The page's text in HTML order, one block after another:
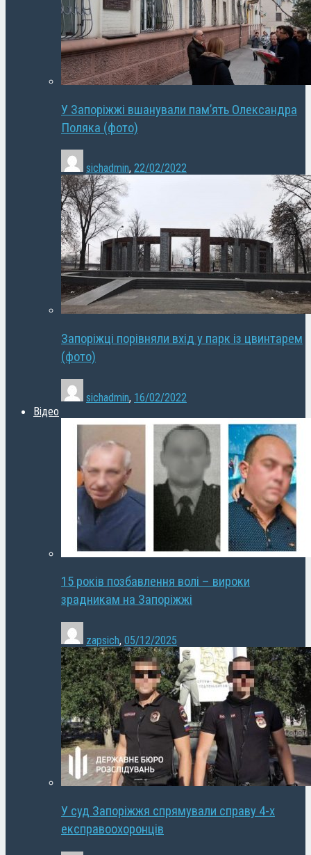
У Запоріжжі вшанували пам’ять Олександра
Поляка (фото)
sichadmin, 22/02/2022
Запоріжці порівняли вхід у парк із цвинтарем
(фото)
sichadmin, 16/02/2022
Відео
15 років позбавлення волі – вироки
зрадникам на Запоріжжі
zapsich, 05/12/2025
У суд Запоріжжя спрямували справу 4-х
експравоохоронців